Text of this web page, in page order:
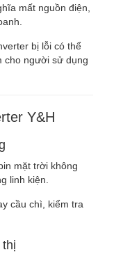
mất nguồn điện,
bị lỗi có thể
cho người sử dụng
Y&H
mặt trời không
linh kiện.
cầu chì, kiểm tra